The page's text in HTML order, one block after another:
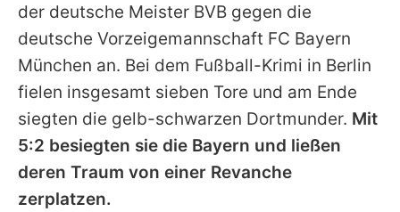
Impressum
Datenschutzerklärung
Nutzungsbedingungen
Utiq verwalten
der deutsche Meister BVB gegen die
deutsche Vorzeigemannschaft FC Bayern
München an. Bei dem Fußball-Krimi in Berlin
fielen insgesamt sieben Tore und am Ende
siegten die gelb-schwarzen Dortmunder. Mit
5:2 besiegten sie die Bayern und ließen
deren Traum von einer Revanche
zerplatzen.